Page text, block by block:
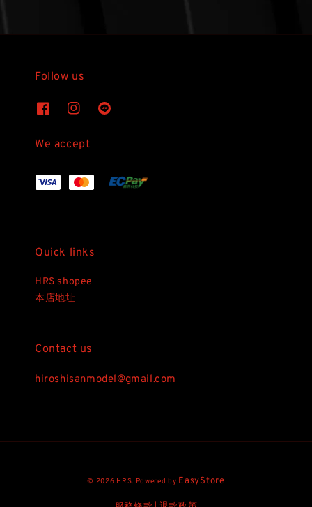
Follow us
We accept
Quick links
HRS shopee
本店地址
Contact us
hiroshisanmodel@gmail.com
© 2026 HRS. Powered by EasyStore